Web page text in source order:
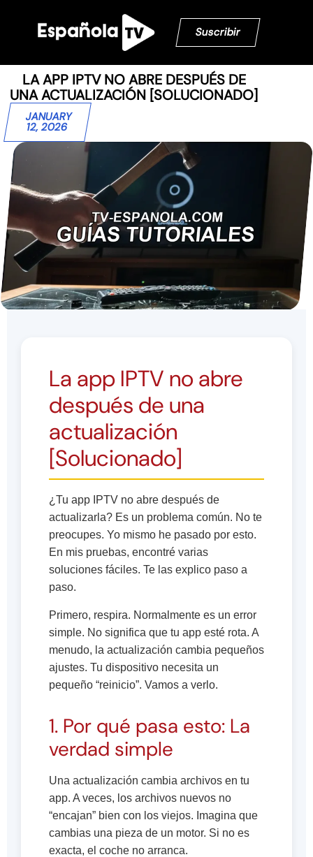
Suscribir
LA APP IPTV NO ABRE DESPUÉS DE
UNA ACTUALIZACIÓN [SOLUCIONADO]
JANUARY
12, 2026
La app IPTV no abre
después de una
actualización
[Solucionado]
¿Tu app IPTV no abre después de
actualizarla? Es un problema común. No te
preocupes. Yo mismo he pasado por esto.
En mis pruebas, encontré varias
soluciones fáciles. Te las explico paso a
paso.
Primero, respira. Normalmente es un error
simple. No significa que tu app esté rota. A
menudo, la actualización cambia pequeños
ajustes. Tu dispositivo necesita un
pequeño “reinicio”. Vamos a verlo.
1. Por qué pasa esto: La
verdad simple
Una actualización cambia archivos en tu
app. A veces, los archivos nuevos no
“encajan” bien con los viejos. Imagina que
cambias una pieza de un motor. Si no es
exacta, el coche no arranca.